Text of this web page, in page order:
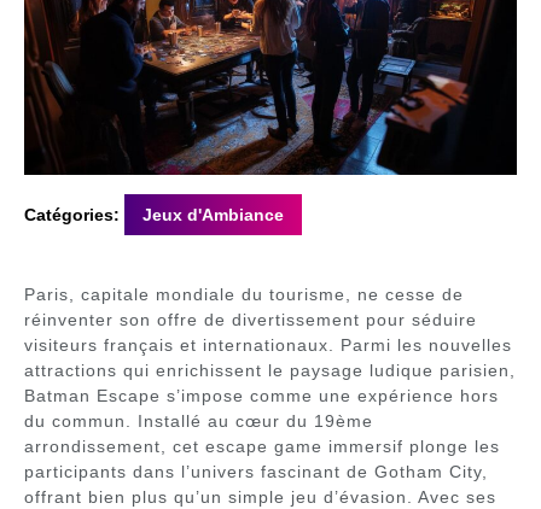
Catégories: Jeux d'Ambiance
Paris, capitale mondiale du tourisme, ne cesse de
réinventer son offre de divertissement pour séduire
visiteurs français et internationaux. Parmi les nouvelles
attractions qui enrichissent le paysage ludique parisien,
Batman Escape s’impose comme une expérience hors
du commun. Installé au cœur du 19ème
arrondissement, cet escape game immersif plonge les
participants dans l’univers fascinant de Gotham City,
offrant bien plus qu’un simple jeu d’évasion. Avec ses